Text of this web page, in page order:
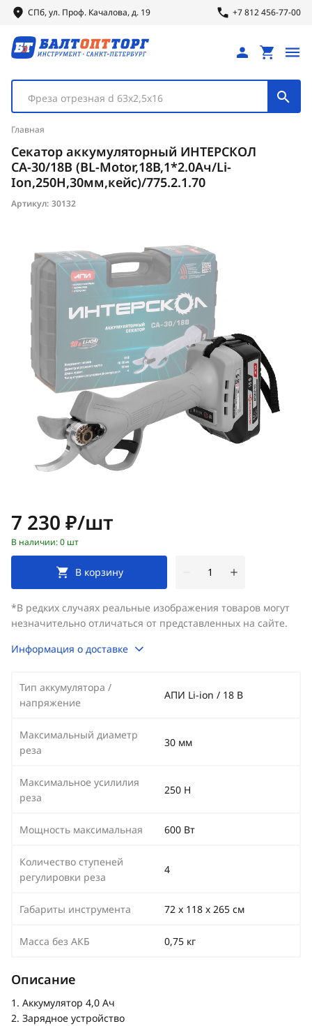
СПб, ул. Проф. Качалова, д. 19 +7 812 456-77-00
Фреза отрезная d 63х2,5х16
Главная
Секатор аккумуляторный ИНТЕРСКОЛ
СА-30/18В (BL-Motor,18В,1*2.0Ач/Li-
Ion,250Н,30мм,кейс)/775.2.1.70
Артикул: 30132
Цена:
7 230 ₽/шт
В наличии: 0 шт
В корзину
*В редких случаях реальные изображения товаров могут
незначительно отличаться от представленных на сайте.
Информация о доставке
Тип аккумулятора /
напряжение
АПИ Li-ion / 18 В
Максимальный диаметр
реза
30 мм
Максимальное усилилия
реза
250 Н
Мощность максимальная 600 Вт
Количество ступеней
регулировки реза
4
Габариты инструмента 72 x 118 x 265 см
Масса без АКБ 0,75 кг
Описание
1. Аккумулятор 4,0 Ач
2. Зарядное устройство